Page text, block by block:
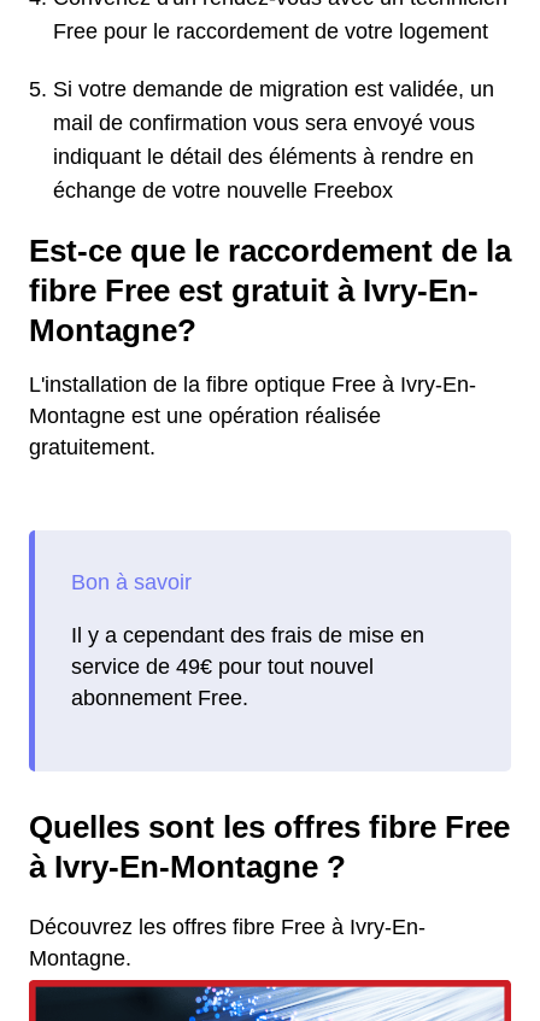
Free pour le raccordement de votre logement
Si votre demande de migration est validée, un
mail de confirmation vous sera envoyé vous
indiquant le détail des éléments à rendre en
échange de votre nouvelle Freebox
Est-ce que le raccordement de la
fibre Free est gratuit à Ivry-En-
Montagne?
L'installation de la fibre optique Free à Ivry-En-
Montagne est une opération réalisée
gratuitement.
Il y a cependant des frais de mise en
service de 49€ pour tout nouvel
abonnement Free.
Quelles sont les offres fibre Free
à Ivry-En-Montagne ?
Découvrez les offres fibre Free à Ivry-En-
Montagne.